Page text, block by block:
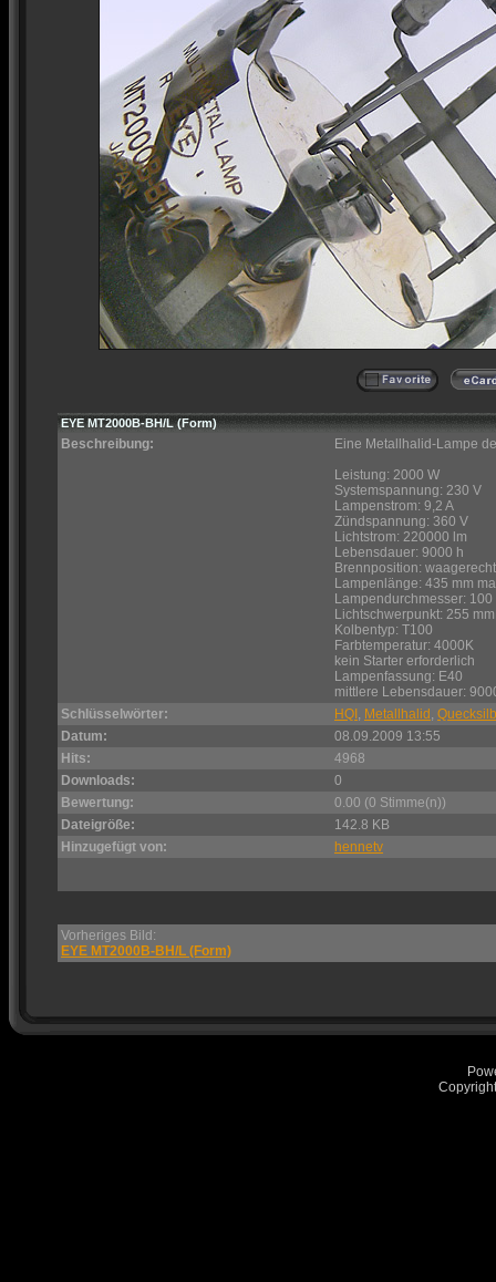
EYE MT2000B-BH/L (Form)
Beschreibung:
Eine Metallhalid-Lampe
Leistung: 2000 W
Systemspannung: 230 V
Lampenstrom: 9,2 A
Zündspannung: 360 V
Lichtstrom: 220000 lm
Lebensdauer: 9000 h
Brennposition:
Lampenlänge: 435 mm
Lampendurchmesser: 100
Lichtschwerpunkt: 255 mm
Kolbentyp: T100
Farbtemperatur: 4000K
kein Starter erforderlich
Lampenfassung: E40
mittlere Lebensdauer:
Schlüsselwörter:
HQI , Metallhalid ,
Datum:
08.09.2009 13:55
Hits:
4968
Downloads:
0
Bewertung:
0.00 (0 Stimme(n))
Dateigröße:
142.8 KB
Hinzugefügt von:
hennetv
Vorheriges Bild:
EYE MT2000B-BH/L (Form)